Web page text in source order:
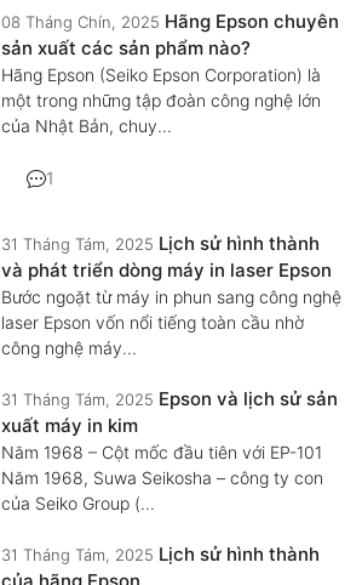
08 Tháng Chín, 2025 Hãng Epson chuyên
sản xuất các sản phẩm nào?
Hãng Epson (Seiko Epson Corporation) là
một trong những tập đoàn công nghệ lớn
của Nhật Bản, chuy...
1
31 Tháng Tám, 2025 Lịch sử hình thành
và phát triển dòng máy in laser Epson
Bước ngoặt từ máy in phun sang công nghệ
laser Epson vốn nổi tiếng toàn cầu nhờ
công nghệ máy...
31 Tháng Tám, 2025 Epson và lịch sử sản
xuất máy in kim
Năm 1968 – Cột mốc đầu tiên với EP-101
Năm 1968, Suwa Seikosha – công ty con
của Seiko Group (...
31 Tháng Tám, 2025 Lịch sử hình thành